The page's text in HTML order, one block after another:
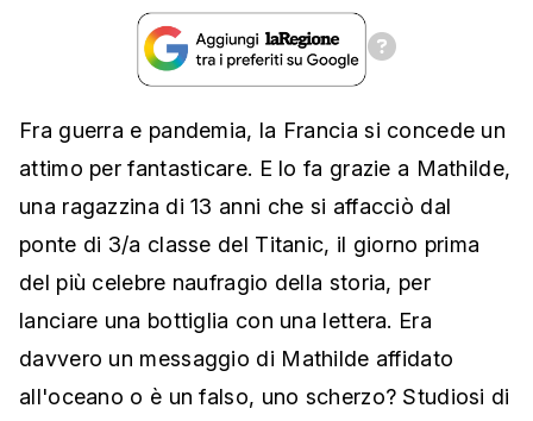
Fra guerra e pandemia, la Francia si concede un
attimo per fantasticare. E lo fa grazie a Mathilde,
una ragazzina di 13 anni che si affacciò dal
ponte di 3/a classe del Titanic, il giorno prima
del più celebre naufragio della storia, per
lanciare una bottiglia con una lettera. Era
davvero un messaggio di Mathilde affidato
all'oceano o è un falso, uno scherzo? Studiosi di